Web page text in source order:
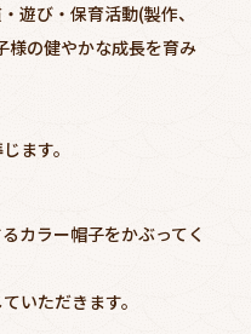
遊び・保育活動(製作、
様の健やかな成長を育み
ます。
カラー帽子をかぶってく
いただきます。